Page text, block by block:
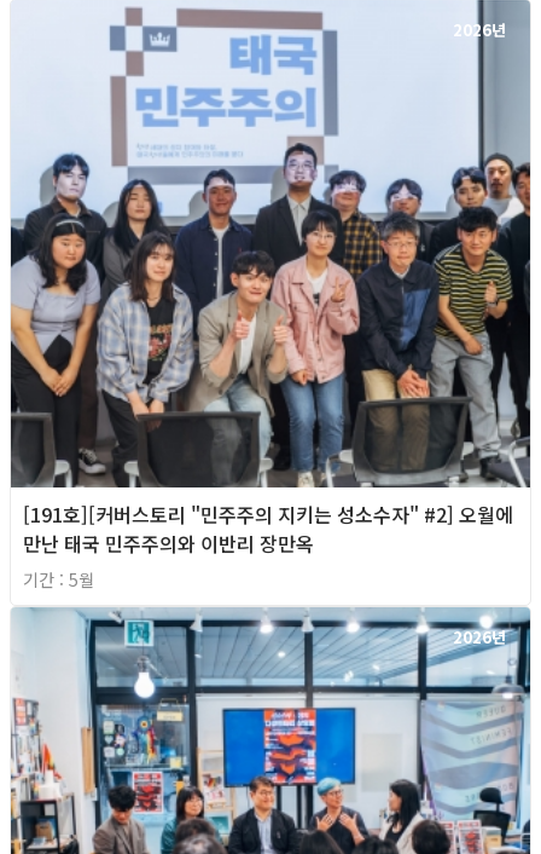
2026년
[191호][커버스토리 "민주주의 지키는 성소수자" #2] 오월에
만난 태국 민주주의와 이반리 장만옥
기간 : 5월
2026년